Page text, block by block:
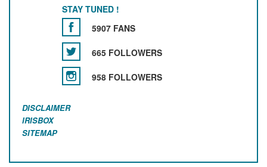
STAY TUNED !
5907 FANS
665 FOLLOWERS
958 FOLLOWERS
DISCLAIMER
IRISBOX
SITEMAP